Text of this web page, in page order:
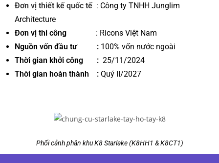
Đơn vị thiết kế quốc tế : Công ty TNHH Junglim
Architecture
Đơn vị thi công
: Ricons Việt Nam
Nguồn vốn đầu tư
: 100% vốn nước ngoài
Thời gian khởi công
: 25/11/2024
Thời gian hoàn thành
: Quý II/2027
Phối cảnh phân khu K8 Starlake (K8HH1 & K8CT1)